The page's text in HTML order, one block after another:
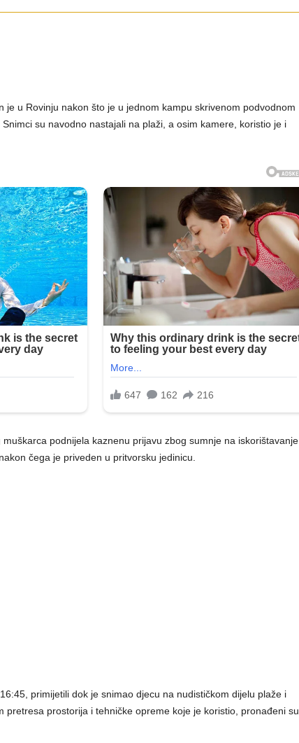
je u Rovinju nakon što je u jednom kampu skrivenom podvodnom
su navodno nastajali na plaži, a osim kamere, koristio je i
podnijela kaznenu prijavu zbog sumnje na iskorištavanje
čega je priveden u pritvorsku jedinicu.
primijetili dok je snimao djecu na nudističkom dijelu plaže i
pretresa prostorija i tehničke opreme koje je koristio, pronađeni su